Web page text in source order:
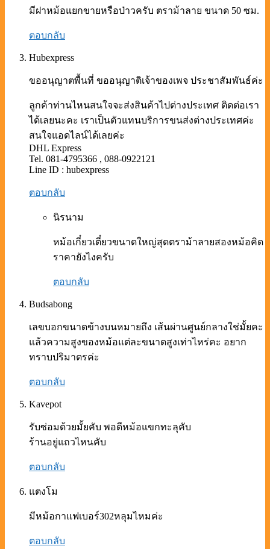
มีฝาหม้อแยกขายหรือป่าวครับ ตราม้าลาย ขนาด 50 ซม.
ตอบกลับ
Hubexpress
ขออนุญาตพื้นที่ ขออนุญาติเจ้าของเพจ ประชาสัมพันธ์ค่ะ
ลูกค้าท่านไหนสนใจจะส่งสินค้าไปต่างประเทศ ติดต่อเรา
ได้เลยนะคะ เราเป็นตัวแทนบริการขนส่งต่างประเทศค่ะ
สนใจแอดไลน์ได้เลยค่ะ
DHL Express
Tel. 081-4795366 , 088-0922121
Line ID : hubexpress
ตอบกลับ
นิรนาม
หม้อเกี๋ยวเตี๋ยวขนาดใหญ่สุดตราม้าลายสองหม้อคิด
ราคายังไงครับ
ตอบกลับ
Budsabong
เลขบอกขนาดข้างบนหมายถึง เส้นผ่านศูนย์กลางใช่มั้ยคะ
แล้วความสูงของหม้อแต่ละขนาดสูงเท่าไหร่คะ อยาก
ทราบปริมาตรค่ะ
ตอบกลับ
Kavepot
รับซ่อมด้วยมั้ยคับ พอดีหม้อแขกทะลุคับ
ร้านอยู่แถวไหนคับ
ตอบกลับ
แตงโม
มีหม้อกาแฟเบอร์302หลุมไหมค่ะ
ตอบกลับ